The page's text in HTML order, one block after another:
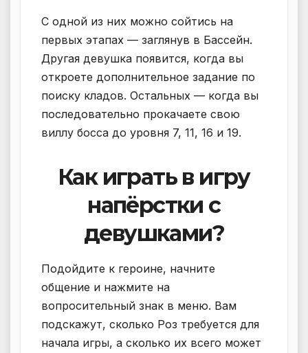
С одной из них можно сойтись на
первых этапах — заглянув в Бассейн.
Другая девушка появится, когда вы
откроете дополнительное задание по
поиску кладов. Остальных — когда вы
последовательно прокачаете свою
виллу босса до уровня 7, 11, 16 и 19.
Как играть в игру
напёрстки с
девушками?
Подойдите к героине, начните
общение и нажмите на
вопросительный знак в меню. Вам
подскажут, сколько Роз требуется для
начала игры, а сколько их всего может